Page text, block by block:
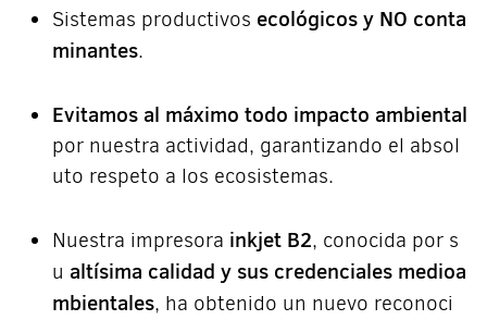
Sistemas productivos ecológicos y NO conta
minantes.
Evitamos al máximo todo impacto ambiental
por nuestra actividad, garantizando el absol
uto respeto a los ecosistemas.
Nuestra impresora inkjet B2, conocida por s
u altísima calidad y sus credenciales medioa
mbientales, ha obtenido un nuevo reconoci